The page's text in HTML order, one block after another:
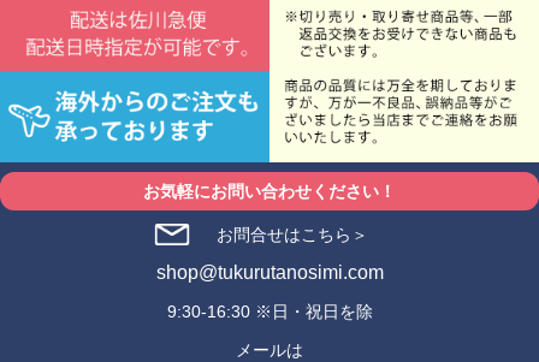
お気軽にお問い合わせください！
お問合せはこちら＞
shop@tukurutanosimi.com
9:30-16:30 ※日・祝日を除
メールは